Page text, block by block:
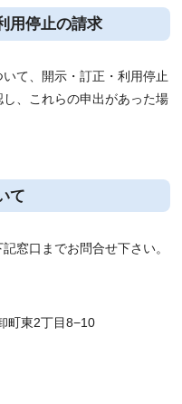
用停止の請求
て、開示・訂正・利用停止
、これらの申出があった場
て
窓口までお問合せ下さい。
町東2丁目8−10